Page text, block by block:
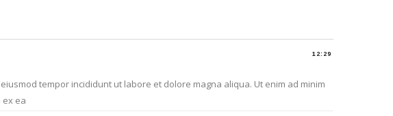
12:29
tempor incididunt ut labore et dolore magna aliqua. Ut enim ad minim
ea